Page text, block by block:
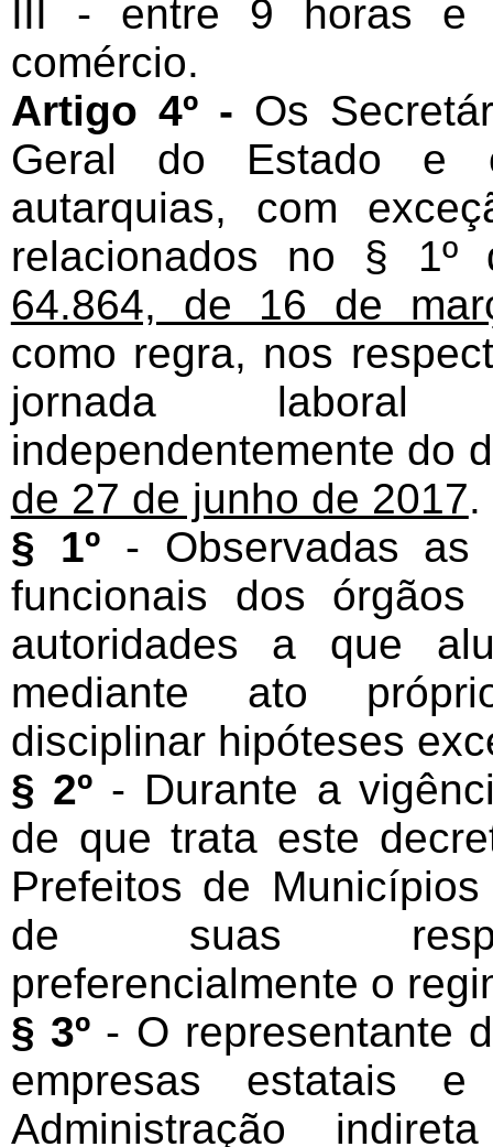
III - entre 9 horas e
comércio.
Artigo 4º - Os
Geral do Estado e
autarquias, com
relacionados no §
64.864, de 16 de
como regra, nos
jornada laboral
independentemente do
de 27 de junho de 2017.
§ 1º- Observadas as
funcionais dos
autoridades a que
mediante ato
disciplinar hipóteses
§ 2º - Durante a
de que trata este
Prefeitos de
de suas
preferencialmente o
§ 3º - O representante
empresas estatais
Administração